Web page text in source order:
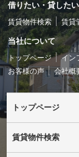
借りたい・貸したい
賃貸物件検索 賃貸
当社について
トップページ イン
お客様の声
会社概
トップページ
賃貸物件検索